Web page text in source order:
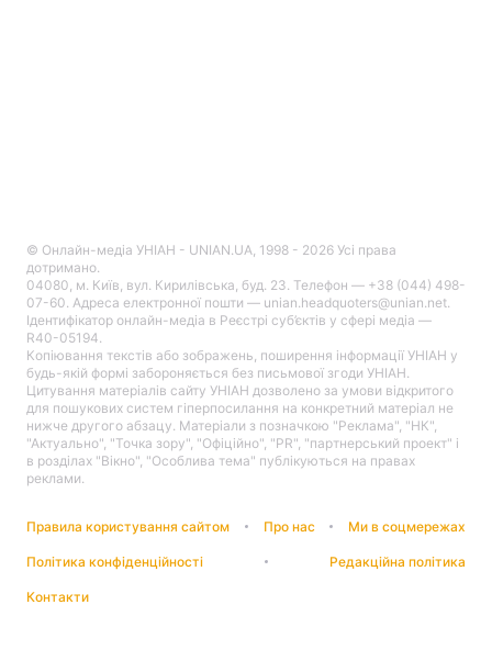
© Онлайн-медіа УНІАН - UNIAN.UA, 1998 - 2026 Усі права
дотримано.
04080, м. Київ, вул. Кирилівська, буд. 23. Телефон — +38 (044) 498-
07-60. Адреса електронної пошти — unian.headquoters@unian.net.
Ідентифікатор онлайн-медіа в Реєстрі суб’єктів у сфері медіа —
R40-05194.
Копіювання текстів або зображень, поширення інформації УНІАН у
будь-якій формі забороняється без письмової згоди УНІАН.
Цитування матеріалів сайту УНІАН дозволено за умови відкритого
для пошукових систем гіперпосилання на конкретний матеріал не
нижче другого абзацу. Матеріали з позначкою "Реклама", "НК",
"Актуально", "Точка зору", "Офіційно", "PR", "партнерський проект" і
в розділах "Вікно", "Особлива тема" публікуються на правах
реклами.
Правила користування сайтом Про нас Ми в соцмережах
Політика конфіденційності Редакційна політика
Контакти